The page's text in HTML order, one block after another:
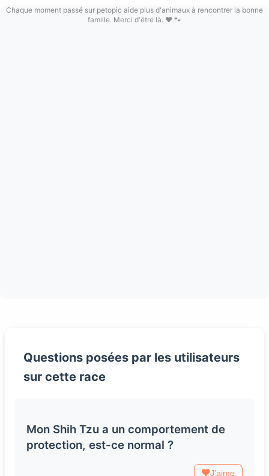
Chaque moment passé sur petopic aide plus d'animaux à rencontrer la bonne
famille. Merci d'être là. ❤️ 🐾
Questions posées par les utilisateurs
sur cette race
Mon Shih Tzu a un comportement de
protection, est-ce normal ?
J'aime